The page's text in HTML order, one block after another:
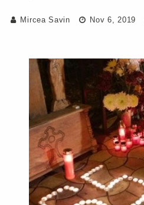
Mircea Savin Nov 6, 2019